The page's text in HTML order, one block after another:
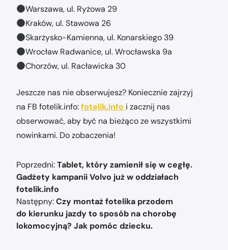
Warszawa, ul. Ryżowa 29
Kraków, ul. Stawowa 26
Skarżysko-Kamienna, ul. Konarskiego 39
Wrocław Radwanice, ul. Wrocławska 9a
Chorzów, ul. Racławicka 30
Jeszcze nas nie obserwujesz? Koniecznie zajrzyj
na FB fotelik.info:fotelik.info i zacznij nas
obserwować, aby być na bieżąco ze wszystkimi
nowinkami. Do zobaczenia!
Nawigacja
wpisu
Poprzedni:Tablet, który zamienił się w cegłę.
Gadżety kampanii Volvo już w oddziałach
fotelik.info
Następny:Czy montaż fotelika przodem
do kierunku jazdy to sposób na chorobę
lokomocyjną? Jak pomóc dziecku.